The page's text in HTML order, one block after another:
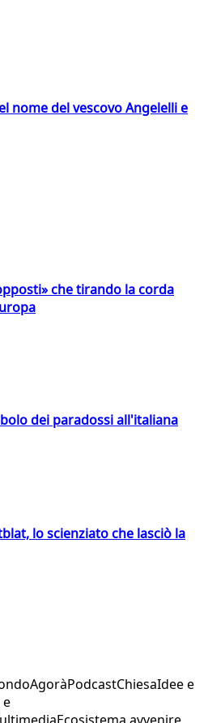
nome del vescovo Angelelli e
che tirando la corda
dei paradossi all'italiana
lo scienziato che lasciò la
AgoràPodcastChiesaIdee e
e